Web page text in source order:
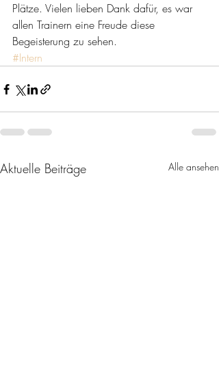
Plätze. Vielen lieben Dank dafür, es war
allen Trainern eine Freude diese
Begeisterung zu sehen.
#Intern
Aktuelle Beiträge Alle ansehen